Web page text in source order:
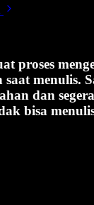
proses
menulis.
dan
bisa